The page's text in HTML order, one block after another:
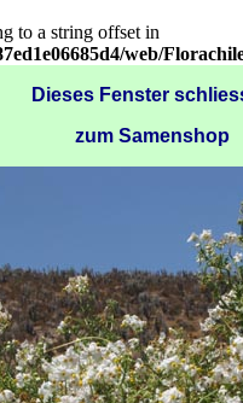
to a string offset in
web/
Dieses Fenster
zum Samenshop